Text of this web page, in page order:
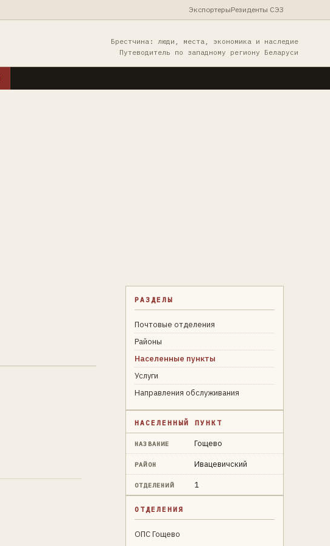
ЭкспортерыРезиденты СЭЗ
Брестчина: люди, места, экономика и наследие
Путеводитель по западному региону Беларуси
РАЗДЕЛЫ
Почтовые отделения
Районы
Населенные пункты
Услуги
Направления обслуживания
НАСЕЛЕННЫЙ ПУНКТ
НАЗВАНИЕ Гощево
РАЙОН Ивацевичский
ОТДЕЛЕНИЙ 1
ОТДЕЛЕНИЯ
ОПС Гощево